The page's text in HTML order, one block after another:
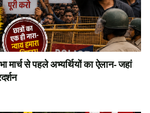
से पहले अभ्यर्थियों का ऐलान- जहां